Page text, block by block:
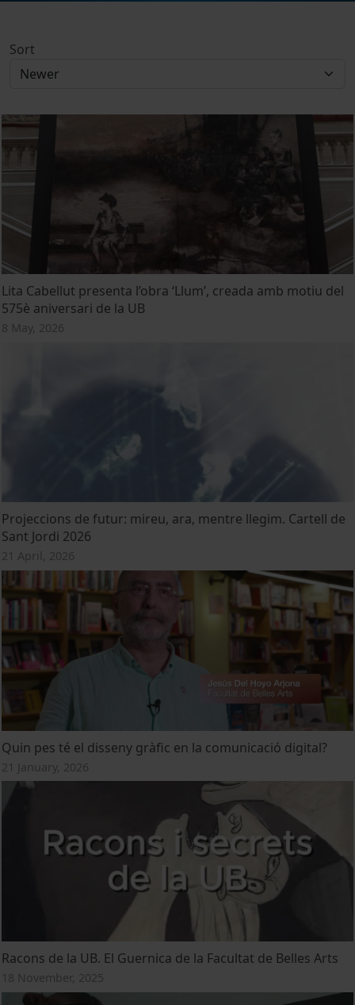
Sort
Lita Cabellut presenta l’obra ‘Llum’, creada amb motiu del
575è aniversari de la UB
8 May, 2026
Projeccions de futur: mireu, ara, mentre llegim. Cartell de
Sant Jordi 2026
21 April, 2026
Quin pes té el disseny gràfic en la comunicació digital?
21 January, 2026
Racons de la UB. El Guernica de la Facultat de Belles Arts
18 November, 2025